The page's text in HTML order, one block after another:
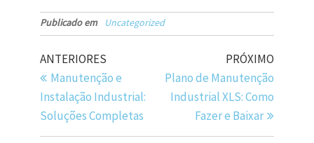
Publicado em Uncategorized
ANTERIORES
Manutenção e
Instalação Industrial:
Soluções Completas
PRÓXIMO
Plano de Manutenção
Industrial XLS: Como
Fazer e Baixar